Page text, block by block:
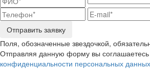
Отправить заявку
Поля, обозначенные звездочкой,
Отправляя данную форму вы
конфиденциальности персональных данных